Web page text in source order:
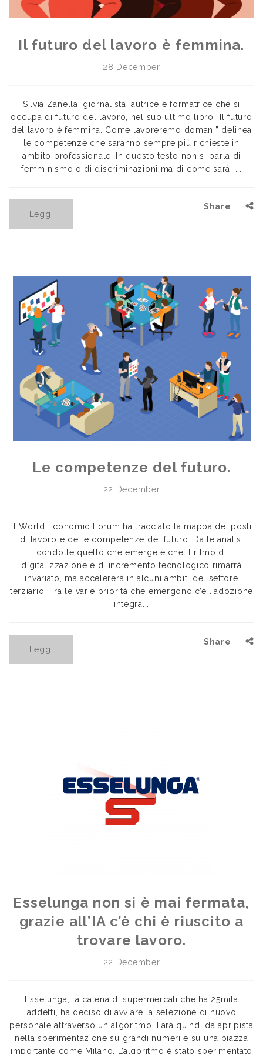
Il futuro del lavoro è femmina.
28 December
Silvia Zanella, giornalista, autrice e formatrice che si
occupa di futuro del lavoro, nel suo ultimo libro “Il futuro
del lavoro è femmina. Come lavoreremo domani” delinea
le competenze che saranno sempre più richieste in
ambito professionale. In questo testo non si parla di
femminismo o di discriminazioni ma di come sarà i...
Leggi
Share
Le competenze del futuro.
22 December
Il World Economic Forum ha tracciato la mappa dei posti
di lavoro e delle competenze del futuro. Dalle analisi
condotte quello che emerge è che il ritmo di
digitalizzazione e di incremento tecnologico rimarrà
invariato, ma accelererà in alcuni ambiti del settore
terziario. Tra le varie priorità che emergono c’è l'adozione
integra...
Leggi
Share
Esselunga non si è mai fermata,
grazie all’IA c’è chi è riuscito a
trovare lavoro.
22 December
Esselunga, la catena di supermercati che ha 25mila
addetti, ha deciso di avviare la selezione di nuovo
personale attraverso un algoritmo. Farà quindi da apripista
nella sperimentazione su grandi numeri e su una piazza
importante come Milano. L’algoritmo è stato sperimentato